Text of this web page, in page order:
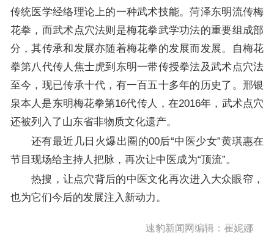
传统医学经络理论上的一种武术技能。菏泽东明流传梅
花拳，而武术点穴法则是梅花拳武学功法的重要组成部
分，其传承和发展亦随着梅花拳的发展而发展。自梅花
拳第八代传人焦士虎到东明一带传授拳法及武术点穴法
至今，现已传承十代，有一百五十多年的历史了。邢银
泉本人是东明梅花拳第16代传人，在2016年，武术点穴
还被列入了山东省非物质文化遗产。
还有最近几日火爆出圈的00后“中医少女”黄琪惠在
节目现场给主持人把脉，再次让中医成为“顶流”。
热搜，让点穴背后的中医文化再次进入大众眼帘，
也为它们今后的发展注入新动力。
速豹新闻网编辑：崔妮娜